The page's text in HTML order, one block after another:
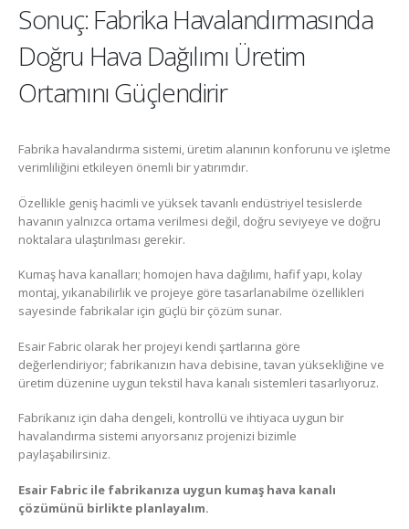
Sonuç: Fabrika Havalandırmasında
Doğru Hava Dağılımı Üretim
Ortamını Güçlendirir
Fabrika havalandırma sistemi, üretim alanının konforunu ve işletme
verimliliğini etkileyen önemli bir yatırımdır.
Özellikle geniş hacimli ve yüksek tavanlı endüstriyel tesislerde
havanın yalnızca ortama verilmesi değil, doğru seviyeye ve doğru
noktalara ulaştırılması gerekir.
Kumaş hava kanalları; homojen hava dağılımı, hafif yapı, kolay
montaj, yıkanabilirlik ve projeye göre tasarlanabilme özellikleri
sayesinde fabrikalar için güçlü bir çözüm sunar.
Esair Fabric olarak her projeyi kendi şartlarına göre
değerlendiriyor; fabrikanızın hava debisine, tavan yüksekliğine ve
üretim düzenine uygun tekstil hava kanalı sistemleri tasarlıyoruz.
Fabrikanız için daha dengeli, kontrollü ve ihtiyaca uygun bir
havalandırma sistemi arıyorsanız projenizi bizimle
paylaşabilirsiniz.
Esair Fabric ile fabrikanıza uygun kumaş hava kanalı
çözümünü birlikte planlayalım.